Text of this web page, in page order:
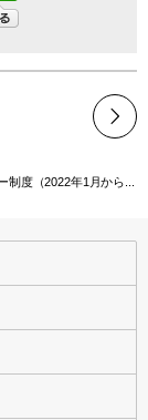
制度（2022年1月から...